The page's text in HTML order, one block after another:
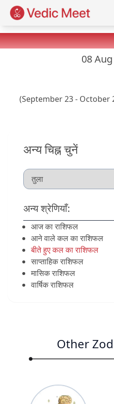
Libra
08
अन्य चिह्न चुनें
अन्य श्रेणियाँ:
आज का राशिफल
आने वाले कल का राशिफल
बीते हुए कल का राशिफल
साप्ताहिक राशिफल
मासिक राशिफल
वार्षिक राशिफल
(September 23 - October
Other